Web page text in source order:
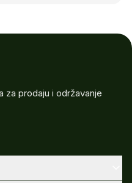
za prodaju i održavanje